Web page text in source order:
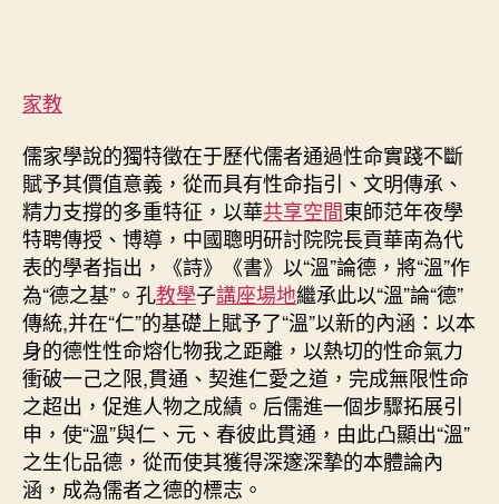
家教
儒家學說的獨特徵在于歷代儒者通過性命實踐不斷
賦予其價值意義，從而具有性命指引、文明傳承、
精力支撐的多重特征，以華共享空間東師范年夜學
特聘傳授、博導，中國聰明研討院院長貢華南為代
表的學者指出，《詩》《書》以“溫”論德，將“溫”作
為“德之基”。孔教學子講座場地繼承此以“溫”論“德”
傳統,并在“仁”的基礎上賦予了“溫”以新的內涵：以本
身的德性性命熔化物我之距離，以熱切的性命氣力
衝破一己之限,貫通、契進仁愛之道，完成無限性命
之超出，促進人物之成績。后儒進一個步驟拓展引
申，使“溫”與仁、元、春彼此貫通，由此凸顯出“溫”
之生化品德，從而使其獲得深邃深摯的本體論內
涵，成為儒者之德的標志。